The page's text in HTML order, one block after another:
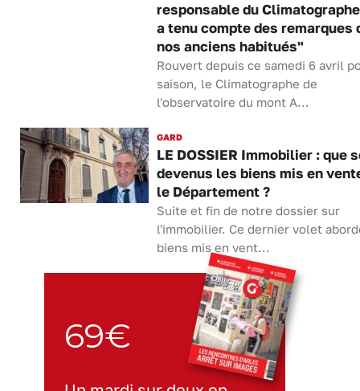
responsable du
a tenu compte des remarques
nos anciens habitués"
Rouvert depuis ce samedi 6 avril
saison, le Climatographe de
l'observatoire du mont A...
GARD
LE DOSSIER Immobilier : que
devenus les biens mis en
le Département ?
Suite et fin de notre dossier sur
l'immobilier. Ce dernier volet
biens mis en vent...
69€